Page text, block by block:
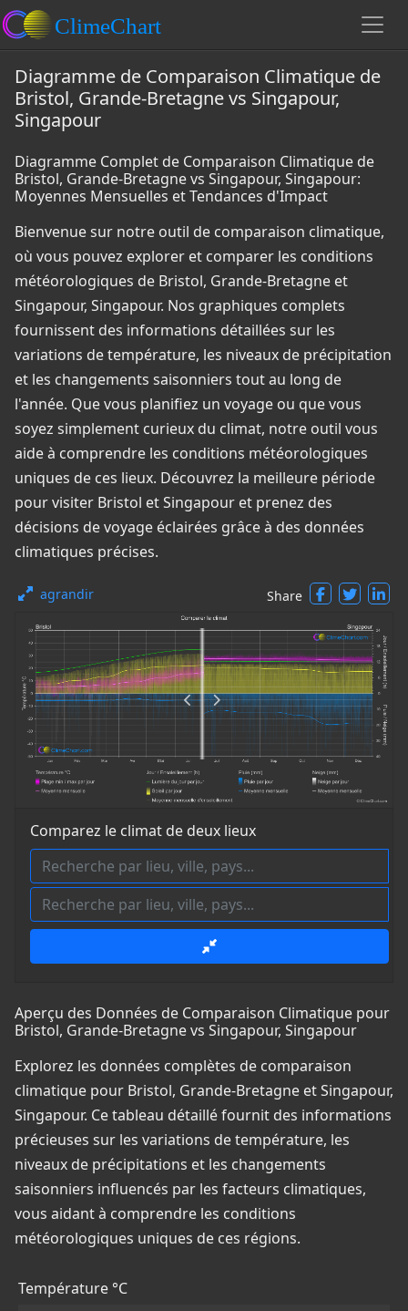
Diagramme de Comparaison Climatique de
Bristol, Grande-Bretagne vs Singapour,
Singapour
Diagramme Complet de Comparaison Climatique de
Bristol, Grande-Bretagne vs Singapour, Singapour:
Moyennes Mensuelles et Tendances d'Impact
Bienvenue sur notre outil de comparaison climatique,
où vous pouvez explorer et comparer les conditions
météorologiques de Bristol, Grande-Bretagne et
Singapour, Singapour. Nos graphiques complets
fournissent des informations détaillées sur les
variations de température, les niveaux de précipitation
et les changements saisonniers tout au long de
l'année. Que vous planifiez un voyage ou que vous
soyez simplement curieux du climat, notre outil vous
aide à comprendre les conditions météorologiques
uniques de ces lieux. Découvrez la meilleure période
pour visiter Bristol et Singapour et prenez des
décisions de voyage éclairées grâce à des données
climatiques précises.
agrandir Share
Comparez le climat de deux lieux
Aperçu des Données de Comparaison Climatique pour
Bristol, Grande-Bretagne vs Singapour, Singapour
Explorez les données complètes de comparaison
climatique pour Bristol, Grande-Bretagne et Singapour,
Singapour. Ce tableau détaillé fournit des informations
précieuses sur les variations de température, les
niveaux de précipitations et les changements
saisonniers influencés par les facteurs climatiques,
vous aidant à comprendre les conditions
météorologiques uniques de ces régions.
Température °C